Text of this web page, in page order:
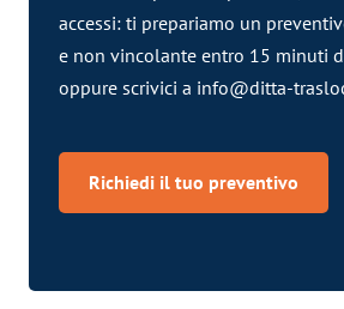
accessi: ti prepariamo un
e non vincolante entro 15 minuti
oppure scrivici a info@ditta-
Richiedi il tuo preventivo